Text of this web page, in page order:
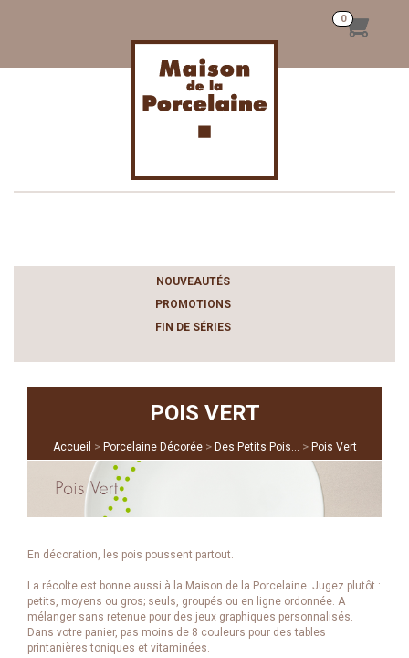
NOUVEAUTÉS
PROMOTIONS
FIN DE SÉRIES
POIS VERT
Accueil > Porcelaine Décorée > Des Petits Pois… > Pois Vert
En décoration, les pois poussent partout.
La récolte est bonne aussi à la Maison de la Porcelaine. Jugez plutôt :
petits, moyens ou gros; seuls, groupés ou en ligne ordonnée. A
mélanger sans retenue pour des jeux graphiques personnalisés.
Dans votre panier, pas moins de 8 couleurs pour des tables
printanières toniques et vitaminées.